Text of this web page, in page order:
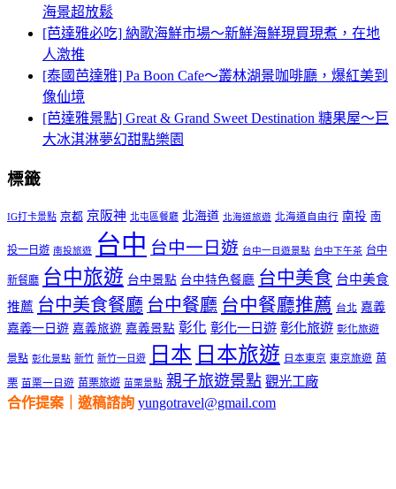
海景超放鬆
[芭達雅必吃] 納歌海鮮市場～新鮮海鮮現買現煮，在地
人激推
[泰國芭達雅] Pa Boon Cafe～叢林湖景咖啡廳，爆紅美到
像仙境
[芭達雅景點] Great & Grand Sweet Destination 糖果屋～巨
大冰淇淋夢幻甜點樂園
標籤
IG打卡景點 京都 京阪神 北屯區餐廳 北海道 北海道旅遊 北海道自由行 南投 南
投一日遊 南投旅遊 台中 台中一日遊 台中一日遊景點 台中下午茶 台中
新餐廳 台中旅遊 台中景點 台中特色餐廳 台中美食 台中美食
推薦 台中美食餐廳 台中餐廳 台中餐廳推薦 台北 嘉義
嘉義一日遊 嘉義旅遊 嘉義景點 彰化 彰化一日遊 彰化旅遊 彰化旅遊
景點 彰化景點 新竹 新竹一日遊 日本 日本旅遊 日本東京 東京旅遊 苗
栗 苗栗一日遊 苗栗旅遊 苗栗景點 親子旅遊景點 觀光工廠
合作提案｜邀稿諮詢 yungotravel@gmail.com